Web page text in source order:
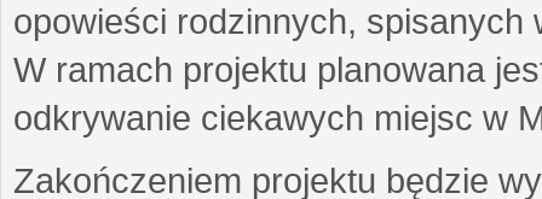
opowieści rodzinnych,
W ramach projektu planowana
odkrywanie ciekawych miejsc w
Zakończeniem projektu będzie